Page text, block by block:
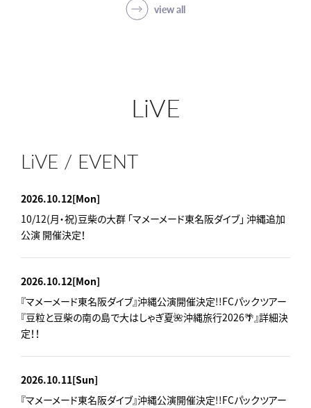
view all
LiVE
LiVE / EVENT
2026.10.12[Mon]
10/12(月・祝)豆柴の大群 「マメーメード東名阪ダイブ」 沖縄追加
公演 開催決定！
2026.10.12[Mon]
『マメーメード東名阪ダイブ』沖縄公演開催決定!!FCパックツアー
『豆粒と豆柴の南の島で大はしゃぎ夏🌺沖縄旅行2026🌴』詳細決
定！！
2026.10.11[Sun]
『マメーメード東名阪ダイブ』沖縄公演開催決定!!FCパックツアー